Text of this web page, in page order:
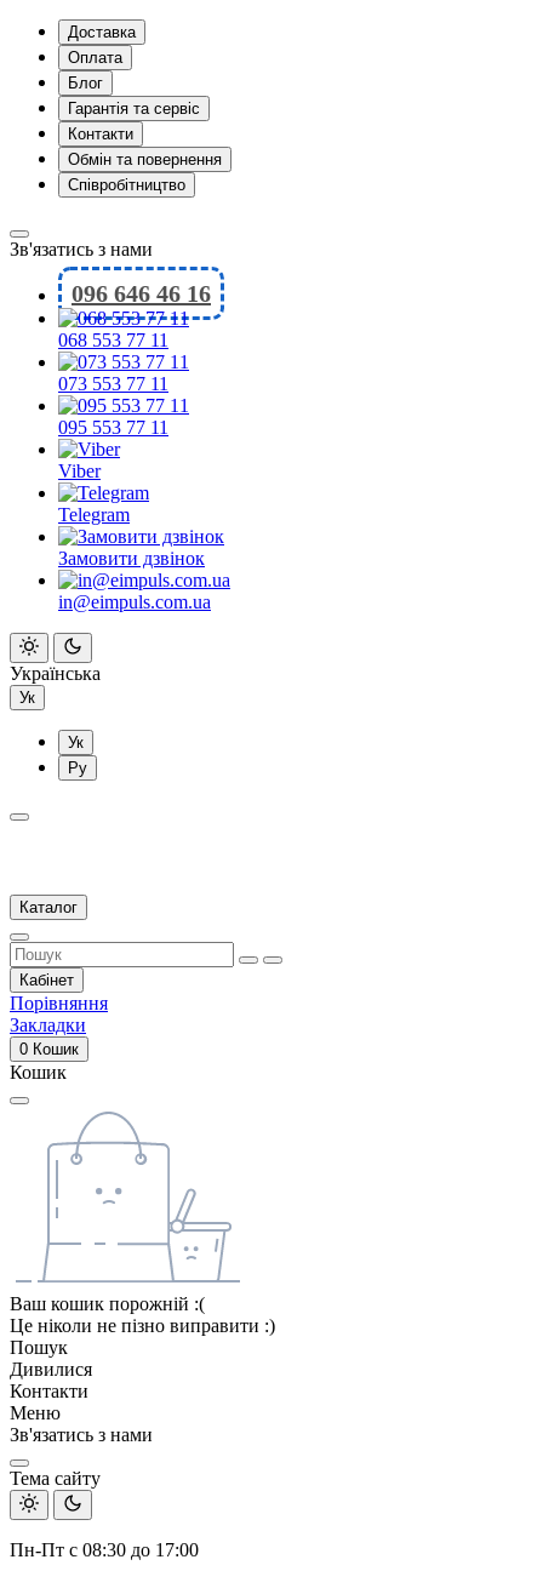
Доставка
Оплата
Блог
Гарантія та сервіс
Контакти
Обмін та повернення
Співробітництво
Зв'язатись з нами
096 646 46 16
068 553 77 11
073 553 77 11
095 553 77 11
Viber
Telegram
Замовити дзвінок
in@eimpuls.com.ua
Українська
Ук
Ук
Ру
Каталог
Кабінет
Порівняння
Закладки
0 Кошик
Кошик
Ваш кошик порожній :(
Це ніколи не пізно виправити :)
Пошук
Дивилися
Контакти
Меню
Зв'язатись з нами
Тема сайту
Пн-Пт с 08:30 до 17:00